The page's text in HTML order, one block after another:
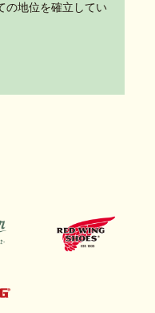
の地位を確立してい